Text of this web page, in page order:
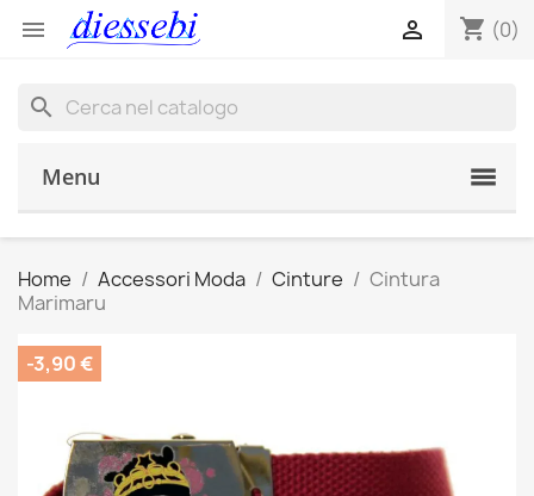
 shopping_cart (0)

search
Menu
Home Accessori Moda Cinture
Cintura
Marimaru
-3,90 €